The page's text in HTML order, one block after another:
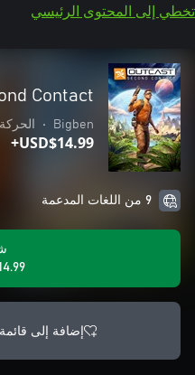
تخطي إلى المحتوى الرئيسي
Contact
Bigben
•
USD$14.99+
9 من اللغات المدعمة
إضافة إلى قائمة